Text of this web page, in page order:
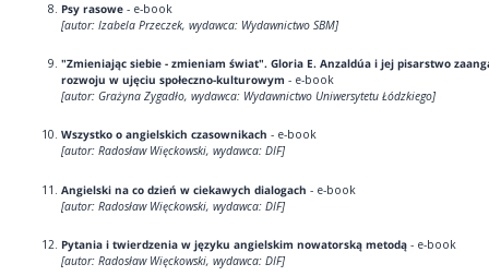
Psy rasowe - e-book
[autor: Izabela Przeczek, wydawca: Wydawnictwo SBM]
"Zmieniając siebie - zmieniam świat". Gloria E. Anzaldúa i jej pisarstwo
rozwoju w ujęciu społeczno-kulturowym - e-book
[autor: Grażyna Zygadło, wydawca: Wydawnictwo Uniwersytetu Łódzkiego]
Wszystko o angielskich czasownikach - e-book
[autor: Radosław Więckowski, wydawca: DIF]
Angielski na co dzień w ciekawych dialogach - e-book
[autor: Radosław Więckowski, wydawca: DIF]
Pytania i twierdzenia w języku angielskim nowatorską metodą - e-book
[autor: Radosław Więckowski, wydawca: DIF]